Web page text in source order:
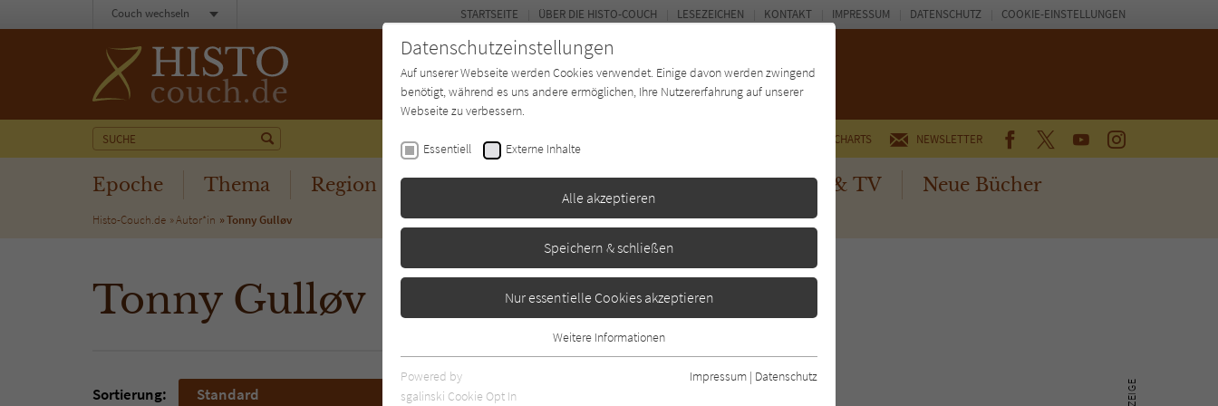
CHARTS NEWSLETTER FACEBOOKTWITTERYOUTUBEINSTAGRAM
Epoche Thema Region Buchtyp Autor*in Magazin Kino & TV Neue Bücher
STARTSEITE ÜBER DIE HISTO-COUCH LESEZEICHEN KONTAKT IMPRESSUM DATENSCHUTZ COOKIE-EINSTELLUNGEN
Couch wechseln
Histo-Couch.de Autor*in Tonny Gulløv
Tonny Gulløv
Sortierung:
Standard
Datenschutzeinstellungen
Auf unserer Webseite werden Cookies verwendet. Einige davon werden zwingend
benötigt, während es uns andere ermöglichen, Ihre Nutzererfahrung auf unserer
Webseite zu verbessern.
Essentiell Externe Inhalte
Alle akzeptieren
Speichern & schließen
Nur essentielle Cookies akzeptieren
Essentielle Cookies werden für grundlegende Funktionen der Webseite
benötigt. Dadurch ist gewährleistet, dass die Webseite einwandfrei
Weitere Informationen
Powered by
sgalinski Cookie Opt In
Impressum | Datenschutz